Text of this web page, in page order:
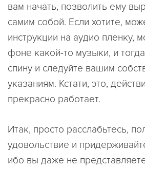
вам начать, позволить ему
самим собой. Если хотите,
инструкции на аудио пленку,
фоне какой-то музыки, и
спину и следуйте вашим
указаниям. Кстати, это,
прекрасно работает.
Итак, просто расслабьтесь,
удовольствие и
ибо вы даже не